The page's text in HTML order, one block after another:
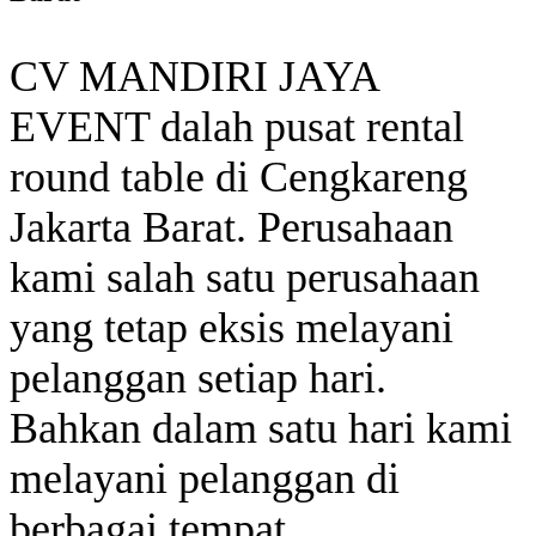
CV MANDIRI JAYA
EVENT dalah pusat rental
round table di Cengkareng
Jakarta Barat. Perusahaan
kami salah satu perusahaan
yang tetap eksis melayani
pelanggan setiap hari.
Bahkan dalam satu hari kami
melayani pelanggan di